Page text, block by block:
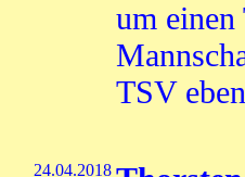
um
TSV
24.04.2018